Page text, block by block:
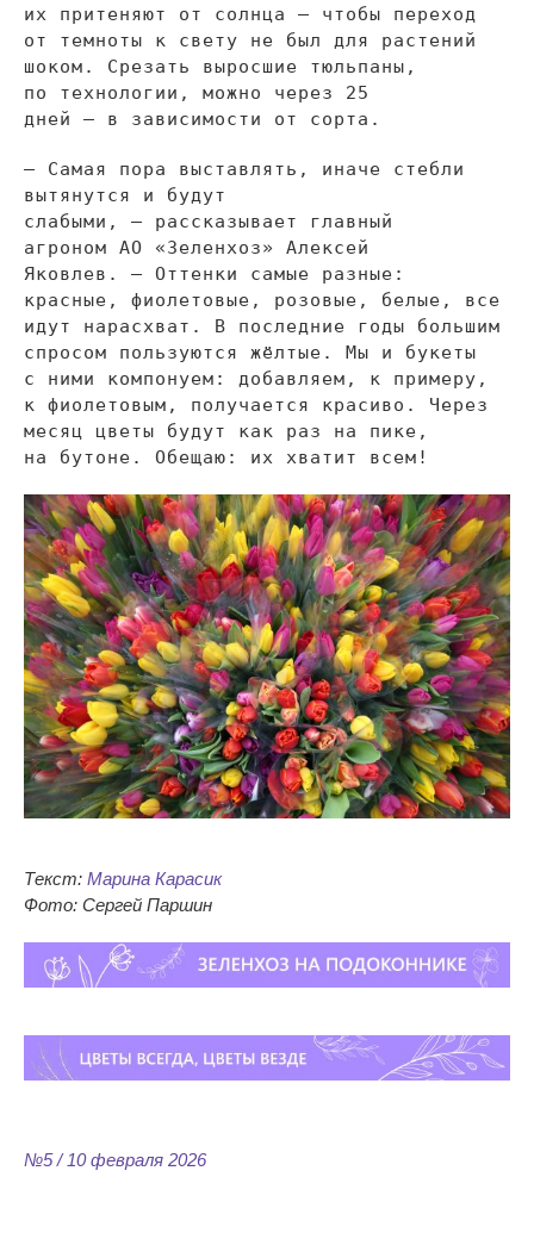
их
притеняют от солнца — чтобы переход
от
темноты к свету не
был для растений
шоком. Срезать выросшие тюльпаны,
по
технологии, можно через 25
дней
— в зависимости от сорта.
—
Самая пора выставлять, иначе стебли
вытянутся и
будут
слабыми,
— рассказывает главный
агроном АО «Зеленхоз» Алексей
Яковлев. —
Оттенки самые разные:
красные, фиолетовые, розовые, белые, все
идут нарасхват. В
последние годы большим
спросом пользуются жёлтые. Мы
и
букеты
с
ними компонуем: добавляем, к
примеру,
к
фиолетовым, получается красиво. Через
месяц цветы будут как раз на
пике,
на
бутоне. Обещаю: их хватит всем!
Текст: Марина Карасик
Фото: Сергей Паршин
№5 / 10 февраля 2026